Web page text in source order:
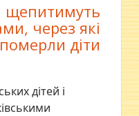
щепитимуть
через які
померли діти
дітей і